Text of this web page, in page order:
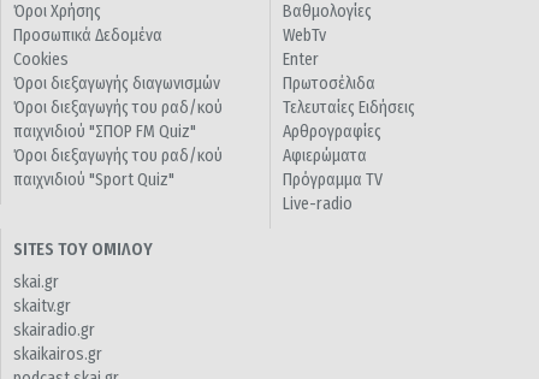
Όροι Χρήσης
Προσωπικά Δεδομένα
Cookies
Όροι διεξαγωγής διαγωνισμών
Όροι διεξαγωγής του ραδ/κού
παιχνιδιού "ΣΠΟΡ FM Quiz"
Όροι διεξαγωγής του ραδ/κού
παιχνιδιού "Sport Quiz"
Βαθμολογίες
WebTv
Enter
Πρωτοσέλιδα
Τελευταίες Ειδήσεις
Αρθρογραφίες
Αφιερώματα
Πρόγραμμα TV
Live-radio
SITES ΤΟΥ ΟΜΙΛΟΥ
skai.gr
skaitv.gr
skairadio.gr
skaikairos.gr